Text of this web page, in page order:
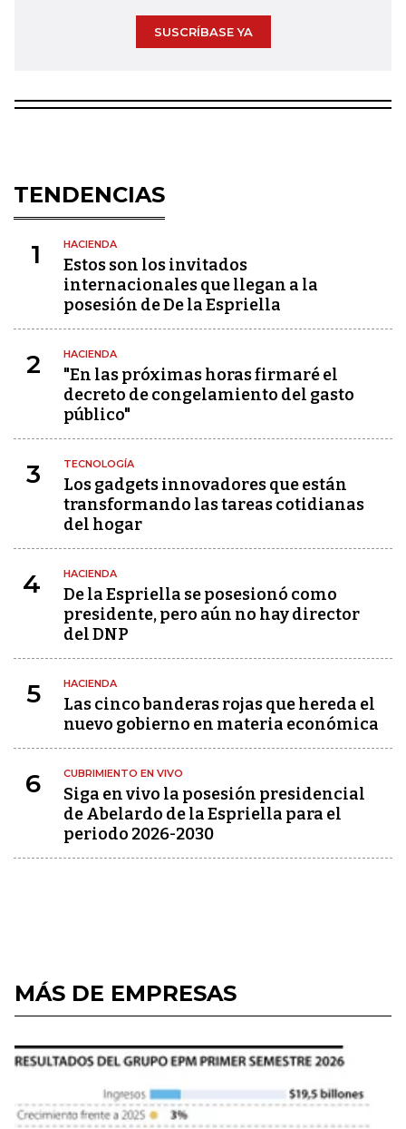
SUSCRÍBASE YA
TENDENCIAS
1 HACIENDA
Estos son los invitados
internacionales que llegan a la
posesión de De la Espriella
2 HACIENDA
"En las próximas horas firmaré el
decreto de congelamiento del gasto
público"
3 TECNOLOGÍA
Los gadgets innovadores que están
transformando las tareas cotidianas
del hogar
4 HACIENDA
De la Espriella se posesionó como
presidente, pero aún no hay director
del DNP
5 HACIENDA
Las cinco banderas rojas que hereda el
nuevo gobierno en materia económica
6 CUBRIMIENTO EN VIVO
Siga en vivo la posesión presidencial
de Abelardo de la Espriella para el
periodo 2026-2030
MÁS DE EMPRESAS